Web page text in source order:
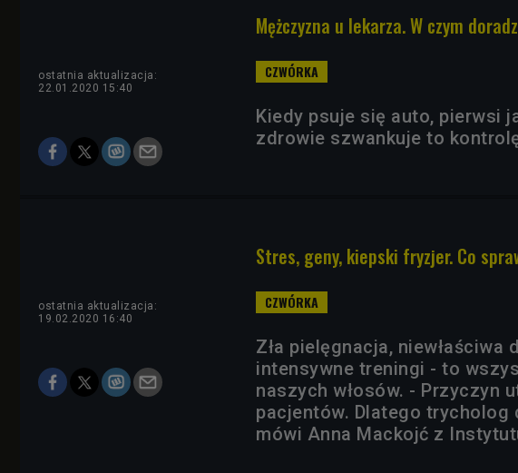
Mężczyzna u lekarza. W czym
ostatnia aktualizacja:
22.01.2020 15:40
Kiedy psuje się auto, pierwsi
zdrowie szwankuje to
Stres, geny, kiepski fryzjer. Co
ostatnia aktualizacja:
19.02.2020 16:40
Zła pielęgnacja, niewłaściwa
intensywne treningi - to
naszych włosów. - Przyczyn
pacjentów. Dlatego trycholog
mówi Anna Mackojć z